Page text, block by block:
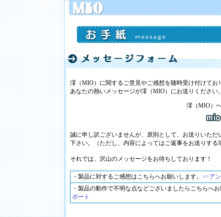
澪（MIO）に関するご意見やご感想を随時受け付けてお
あなたの熱いメッセージが澪（MIO）にお送りください
澪（MIO）
誠に申し訳ございませんが、原則として、お送りいた
下さい。（ただし、内容によってはご返事をお送りする
それでは、沢山のメッセージをお待ちしております！
・製品に対するご感想はこちらへお願いします。 >>ア
・製品の動作で不明な点などございましたらこちらへ
ポート